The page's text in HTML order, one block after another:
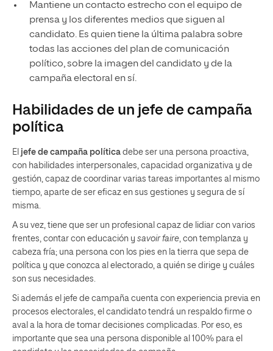
Mantiene un contacto estrecho con el equipo de
prensa y los diferentes medios que siguen al
candidato. Es quien tiene la última palabra sobre
todas las acciones del plan de comunicación
político, sobre la imagen del candidato y de la
campaña electoral en sí.
Habilidades de un jefe de campaña
política
El jefe de campaña política debe ser una persona proactiva,
con habilidades interpersonales, capacidad organizativa y de
gestión, capaz de coordinar varias tareas importantes al mismo
tiempo, aparte de ser eficaz en sus gestiones y segura de sí
misma.
A su vez, tiene que ser un profesional capaz de lidiar con varios
frentes, contar con educación y savoir faire, con templanza y
cabeza fría; una persona con los pies en la tierra que sepa de
política y que conozca al electorado, a quién se dirige y cuáles
son sus necesidades.
Si además el jefe de campaña cuenta con experiencia previa en
procesos electorales, el candidato tendrá un respaldo firme o
aval a la hora de tomar decisiones complicadas. Por eso, es
importante que sea una persona disponible al 100% para el